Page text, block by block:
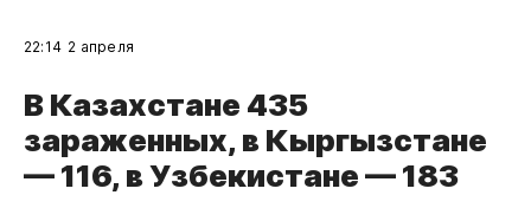
22:14 2 апреля
В Казахстане 435
зараженных, в Кыргызстане
— 116, в Узбекистане — 183